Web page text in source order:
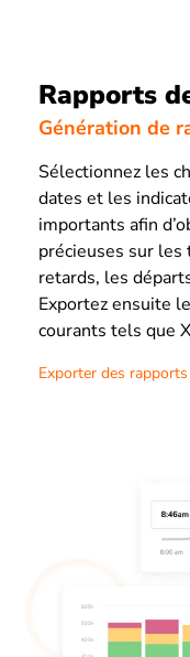
Rapports
Génération de
Sélectionnez les
dates et les
importants afin
précieuses sur les
retards, les
Exportez ensuite
courants tels que
Exporter des